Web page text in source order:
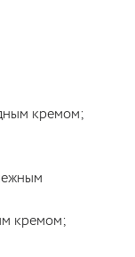
кремом;
кремом;